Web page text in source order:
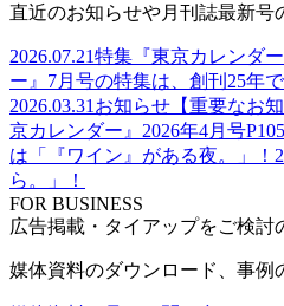
直近のお知らせや月刊誌最新号
2026.07.21特集 『東京カレンダ
ー』7月号の特集は、創刊25年
2026.03.31 お知らせ 【重要なお
京カレンダー』2026年4月号
は「『ワイン』がある夜。」！
ら。」！
FOR BUSINESS
広告掲載・タイアップをご検討
媒体資料のダウンロード、事例